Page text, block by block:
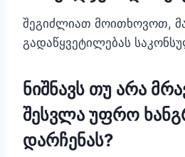
შეგიძლიათ მოითხოვოთ,
გადაწყვეტილებას
ნიშნავს თუ არა
შესვლა უფრო
დარჩენას?